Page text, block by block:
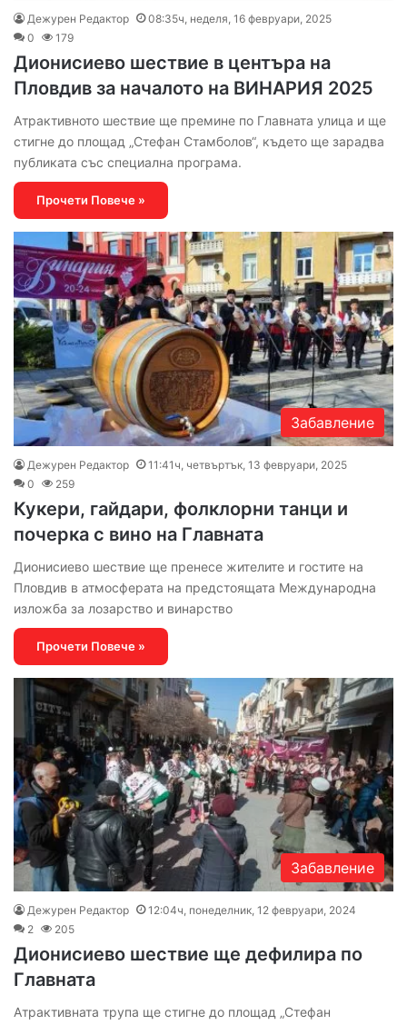
Дежурен Редактор
08:35ч, неделя, 16 февруари, 2025
0
179
Дионисиево шествие в центъра на
Пловдив за началото на ВИНАРИЯ 2025
Атрактивното шествие ще премине по Главната улица и ще
стигне до площад „Стефан Стамболов“, където ще зарадва
публиката със специална програма.
Прочети Повече »
Забавление
Дежурен Редактор
11:41ч, четвъртък, 13 февруари, 2025
0
259
Кукери, гайдари, фолклорни танци и
почерка с вино на Главната
Дионисиево шествие ще пренесе жителите и гостите на
Пловдив в атмосферата на предстоящата Международна
изложба за лозарство и винарство
Прочети Повече »
Забавление
Дежурен Редактор
12:04ч, понеделник, 12 февруари, 2024
2
205
Дионисиево шествие ще дефилира по
Главната
Атрактивната трупа ще стигне до площад „Стефан